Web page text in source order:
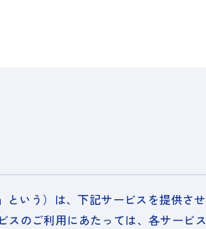
という）は、下記サービスを提供さ
スのご利用にあたっては、各サービ